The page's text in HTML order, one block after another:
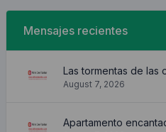
Mensajes recientes
Las tormentas de las
August 7, 2026
Apartamento